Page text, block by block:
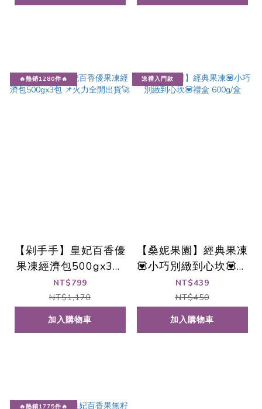
🔥熱銷1280件🔥
【剁手手】皇妃百香優
果凍經濟包500gx3包
📌火力全開出貨🚀
NT$799
NT$1,170
加入購物車
送禮入門款
【桑妮果園】經典果凍
💟小巧別緻到心坎💟禮
盒 600g/盒
NT$439
NT$450
加入購物車
🔥熱銷1775件🔥